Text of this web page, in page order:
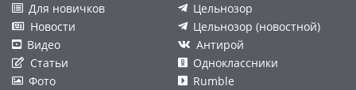
Для новичков
Новости
Видео
Статьи
Фото
Цельнозор
Цельнозор (новостной)
Антирой
Одноклассники
Rumble